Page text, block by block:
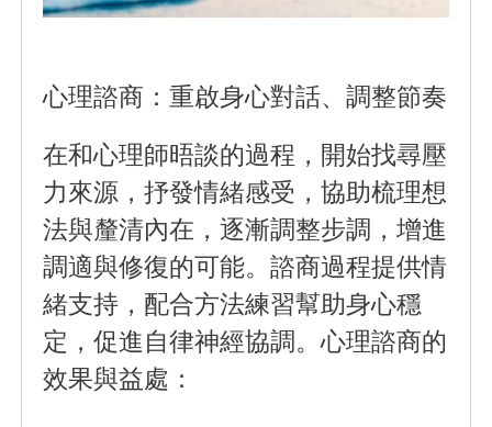
心理諮商：重啟身心對話、調整節奏
在和心理師晤談的過程，開始找尋壓
力來源，抒發情緒感受，協助梳理想
法與釐清內在，逐漸調整步調，增進
調適與修復的可能。諮商過程提供情
緒支持，配合方法練習幫助身心穩
定，促進自律神經協調。心理諮商的
效果與益處：